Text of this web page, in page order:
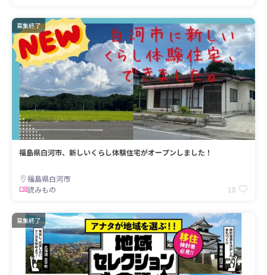
募集終了
福島県白河市、新しいくらし体験住宅がオープンしました！
福島県白河市
読みもの
18
募集終了